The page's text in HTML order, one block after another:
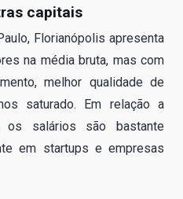
capitais
Florianópolis apresenta
na média bruta, mas com
melhor qualidade de
saturado. Em relação a
os salários são bastante
em startups e empresas